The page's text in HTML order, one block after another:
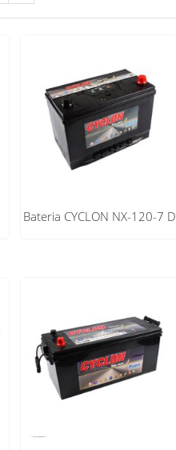
Bateria CYCLON NX-120-7 D